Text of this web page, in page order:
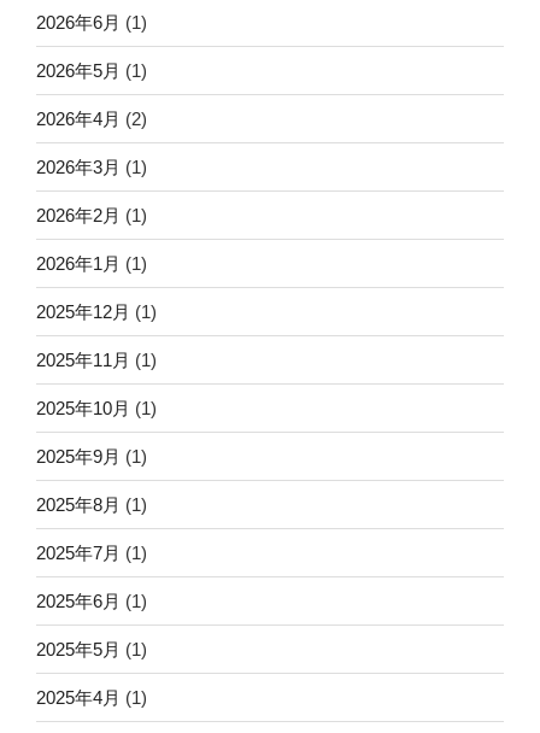
2026年6月 (1)
2026年5月 (1)
2026年4月 (2)
2026年3月 (1)
2026年2月 (1)
2026年1月 (1)
2025年12月 (1)
2025年11月 (1)
2025年10月 (1)
2025年9月 (1)
2025年8月 (1)
2025年7月 (1)
2025年6月 (1)
2025年5月 (1)
2025年4月 (1)